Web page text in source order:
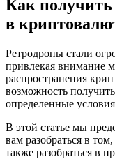
Как
в
Ретродропы стали
привлекая внимание
распространения
возможность
определенные
В этой статье мы
вам разобраться в
также разобраться в